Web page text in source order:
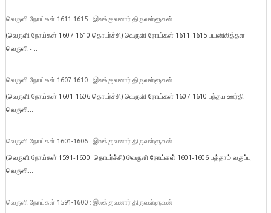
வெருளி நோய்கள் 1611-1615 : இலக்குவனார் திருவள்ளுவன்
(வெருளி நோய்கள் 1607-1610 தொடர்ச்சி) வெருளி நோய்கள் 1611-1615 பயனிலித்தள
வெருளி -...
வெருளி நோய்கள் 1607-1610 : இலக்குவனார் திருவள்ளுவன்
(வெருளி நோய்கள் 1601-1606 தொடர்ச்சி) வெருளி நோய்கள் 1607-1610 பந்தய ஊர்தி
வெருளி...
வெருளி நோய்கள் 1601-1606 : இலக்குவனார் திருவள்ளுவன்
(வெருளி நோய்கள் 1591-1600 :தொடர்ச்சி) வெருளி நோய்கள் 1601-1606 பத்தாம் வகுப்பு
வெருளி...
வெருளி நோய்கள் 1591-1600 : இலக்குவனார் திருவள்ளுவன்